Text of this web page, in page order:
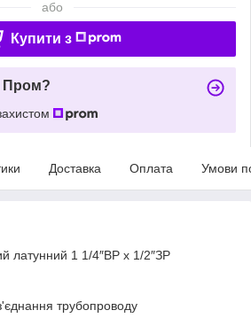
або
Купити з
Пром?
Доставка Оплата Умови
латунний 1 1/4″ВР х 1/2″ЗР
трубопроводу